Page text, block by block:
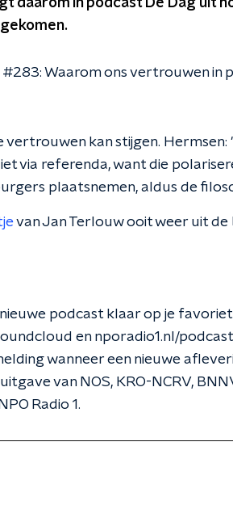
daarom in podcast De Dag uit
Waarom ons vertrouwen in
vertrouwen kan stijgen.
via referenda, want die
plaatsnemen, aldus de
van Jan Terlouw ooit weer uit
podcast klaar op je
en nporadio1.nl/
wanneer een nieuwe
van NOS, KRO-NCRV,
Radio 1.